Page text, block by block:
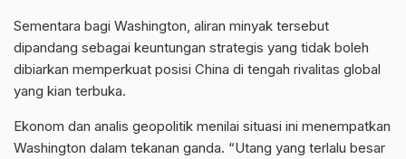
Sementara bagi Washington, aliran minyak tersebut
dipandang sebagai keuntungan strategis yang tidak boleh
dibiarkan memperkuat posisi China di tengah rivalitas global
yang kian terbuka.
Ekonom dan analis geopolitik menilai situasi ini menempatkan
Washington dalam tekanan ganda. “Utang yang terlalu besar